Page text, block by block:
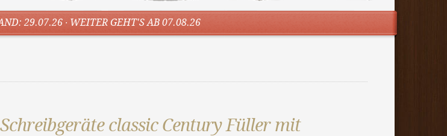
29.07.26 · WEITER GEHT'S AB 07.08.26
Schreibgeräte classic Century Füller mit